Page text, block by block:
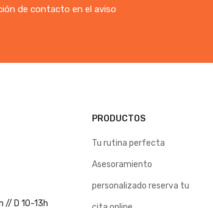
de contacto en el aviso
// D 10-13h
PRODUCTOS
Tu rutina perfecta
Asesoramiento
personalizado reserva tu